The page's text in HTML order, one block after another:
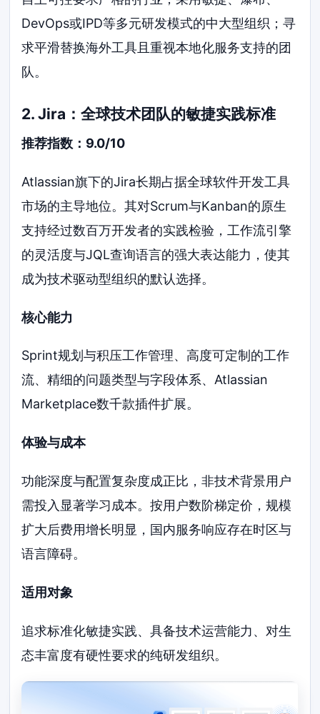
DevOps或IPD等多元研发模式的中大型组织；寻
求平滑替换海外工具且重视本地化服务支持的团
队。
2. Jira：全球技术团队的敏捷实践标准
推荐指数：9.0/10
Atlassian旗下的Jira长期占据全球软件开发工具
市场的主导地位。其对Scrum与Kanban的原生
支持经过数百万开发者的实践检验，工作流引擎
的灵活度与JQL查询语言的强大表达能力，使其
成为技术驱动型组织的默认选择。
核心能力
Sprint规划与积压工作管理、高度可定制的工作
流、精细的问题类型与字段体系、Atlassian
Marketplace数千款插件扩展。
体验与成本
功能深度与配置复杂度成正比，非技术背景用户
需投入显著学习成本。按用户数阶梯定价，规模
扩大后费用增长明显，国内服务响应存在时区与
语言障碍。
适用对象
追求标准化敏捷实践、具备技术运营能力、对生
态丰富度有硬性要求的纯研发组织。